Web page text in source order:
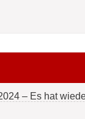
– Es hat